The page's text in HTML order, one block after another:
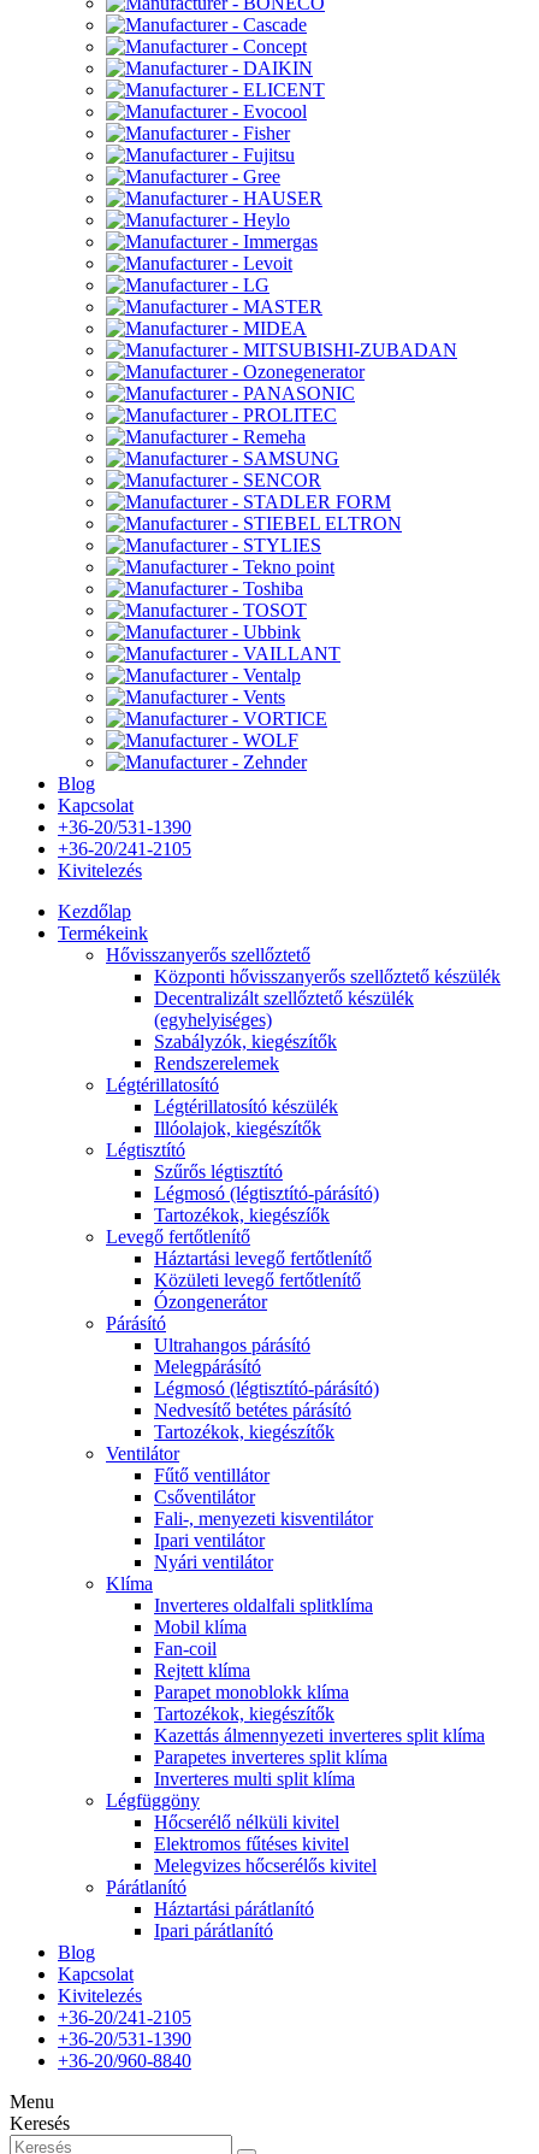
Blog
Kapcsolat
+36-20/531-1390
+36-20/241-2105
Kivitelezés
Kezdőlap
Termékeink
Hővisszanyerős szellőztető
Központi hővisszanyerős szellőztető készülék
Decentralizált szellőztető készülék
(egyhelyiséges)
Szabályzók, kiegészítők
Rendszerelemek
Légtérillatosító
Légtérillatosító készülék
Illóolajok, kiegészítők
Légtisztító
Szűrős légtisztító
Légmosó (légtisztító-párásító)
Tartozékok, kiegészíők
Levegő fertőtlenítő
Háztartási levegő fertőtlenítő
Közületi levegő fertőtlenítő
Ózongenerátor
Párásító
Ultrahangos párásító
Melegpárásító
Légmosó (légtisztító-párásító)
Nedvesítő betétes párásító
Tartozékok, kiegészítők
Ventilátor
Fűtő ventillátor
Csőventilátor
Fali-, menyezeti kisventilátor
Ipari ventilátor
Nyári ventilátor
Klíma
Inverteres oldalfali splitklíma
Mobil klíma
Fan-coil
Rejtett klíma
Parapet monoblokk klíma
Tartozékok, kiegészítők
Kazettás álmennyezeti inverteres split klíma
Parapetes inverteres split klíma
Inverteres multi split klíma
Légfüggöny
Hőcserélő nélküli kivitel
Elektromos fűtéses kivitel
Melegvizes hőcserélős kivitel
Párátlanító
Háztartási párátlanító
Ipari párátlanító
Blog
Kapcsolat
Kivitelezés
+36-20/241-2105
+36-20/531-1390
+36-20/960-8840
Menu
Keresés